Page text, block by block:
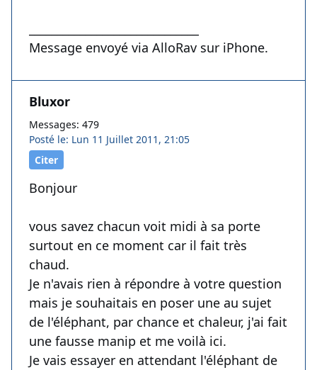
Message envoyé via AlloRav sur iPhone.
Bluxor
Messages: 479
Posté le: Lun 11 Juillet 2011, 21:05
Citer
Bonjour
vous savez chacun voit midi à sa porte
surtout en ce moment car il fait très
chaud.
Je n'avais rien à répondre à votre question
mais je souhaitais en poser une au sujet
de l'éléphant, par chance et chaleur, j'ai fait
une fausse manip et me voilà ici.
Je vais essayer en attendant l'éléphant de